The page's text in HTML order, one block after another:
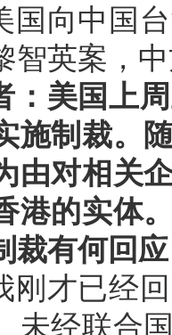
国向中国
智英案，
：美国上
施制裁。
由对相关
港的实体
裁有何回
刚才已经
未经联合